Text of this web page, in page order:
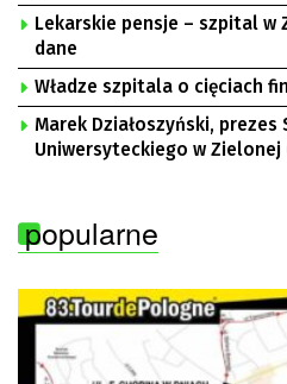
Lekarskie pensje – szpital w
dane
Władze szpitala o cięciach
Marek Działoszyński, prezes
Uniwersyteckiego w Zielonej
popularne